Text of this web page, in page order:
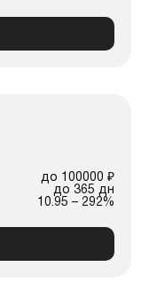
до 100000 ₽
до 365 дн
10.95 – 292%